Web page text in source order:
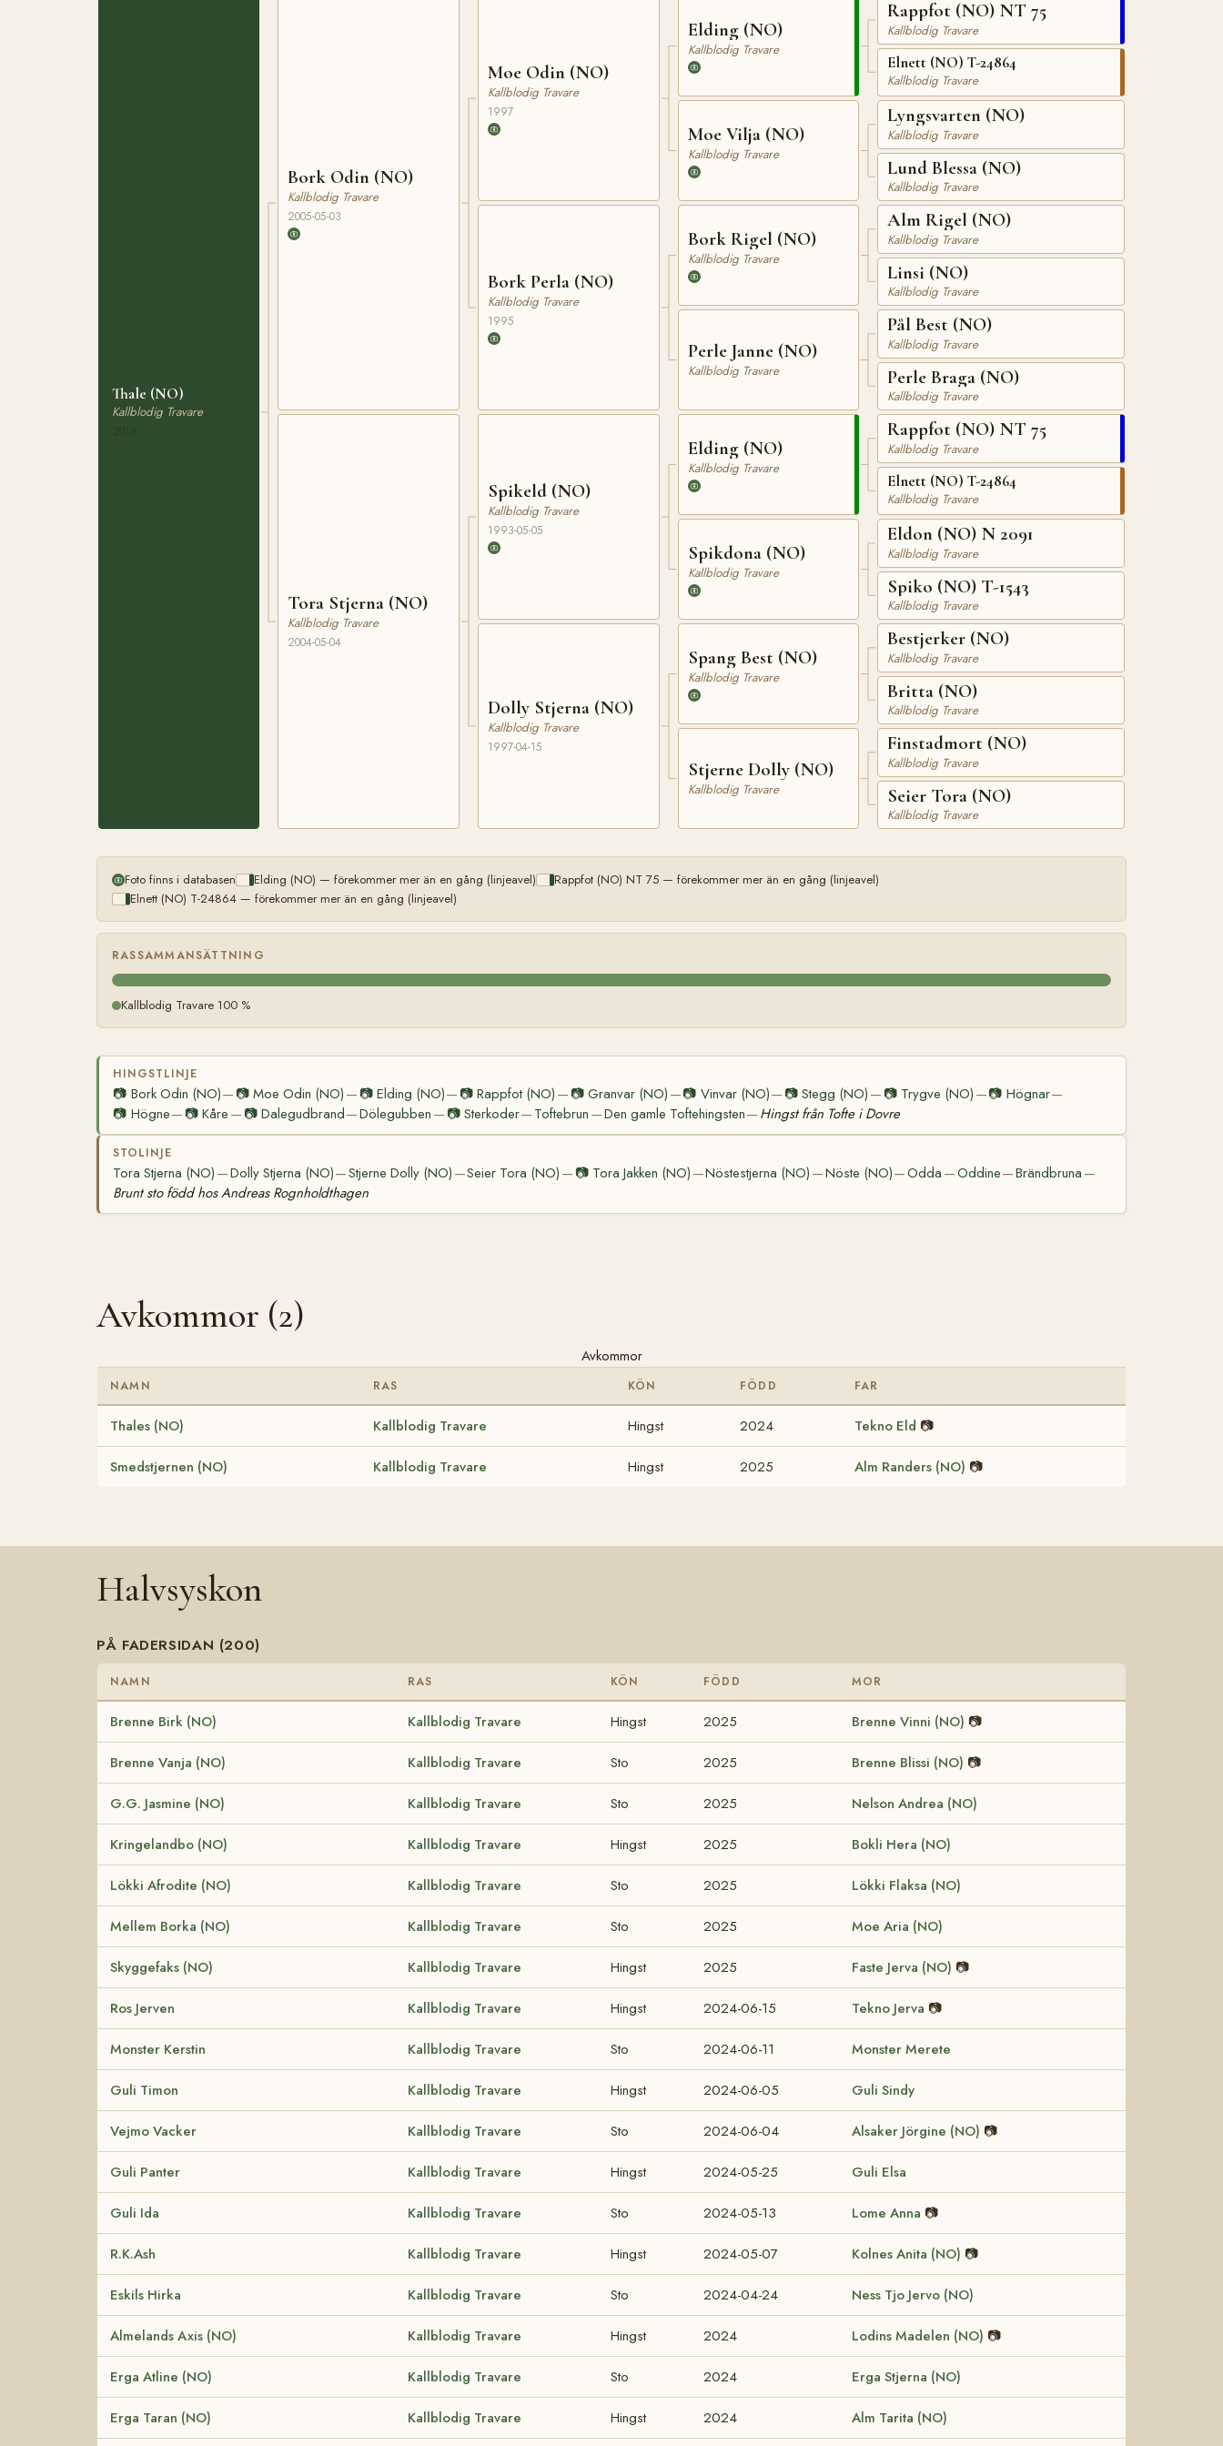
Thale (NO)
Kallblodig Travare
Bork Odin (NO)
Kallblodig Travare
2005-05-03
Tora Stjerna (NO)
Kallblodig Travare
2004-05-04
Moe Odin (NO)
Kallblodig Travare
1997
Bork Perla (NO)
Kallblodig Travare
1995
Spikeld (NO)
Kallblodig Travare
1993-05-05
Dolly Stjerna (NO)
Kallblodig Travare
1997-04-15
Elding (NO)
Kallblodig Travare
Moe Vilja (NO)
Kallblodig Travare
Bork Rigel (NO)
Kallblodig Travare
Perle Janne (NO)
Kallblodig Travare
Elding (NO)
Kallblodig Travare
Spikdona (NO)
Kallblodig Travare
Spang Best (NO)
Kallblodig Travare
Stjerne Dolly (NO)
Kallblodig Travare
Rappfot (NO) NT 75
Kallblodig Travare
Elnett (NO) T-24864
Kallblodig Travare
Lyngsvarten (NO)
Kallblodig Travare
Lund Blessa (NO)
Kallblodig Travare
Alm Rigel (NO)
Kallblodig Travare
Linsi (NO)
Kallblodig Travare
Pål Best (NO)
Kallblodig Travare
Perle Braga (NO)
Kallblodig Travare
Rappfot (NO) NT 75
Kallblodig Travare
Elnett (NO) T-24864
Kallblodig Travare
Eldon (NO) N 2091
Kallblodig Travare
Spiko (NO) T-1543
Kallblodig Travare
Bestjerker (NO)
Kallblodig Travare
Britta (NO)
Kallblodig Travare
Finstadmort (NO)
Kallblodig Travare
Seier Tora (NO)
Kallblodig Travare
Foto finns i databasen Elding (NO) — förekommer mer än en gång (linjeavel)
Rappfot (NO) NT 75 — förekommer mer än en gång (linjeavel)
Elnett (NO) T-24864 — förekommer mer än en gång (linjeavel)
RASSAMMANSÄTTNING
Kallblodig Travare 100 %
HINGSTLINJE
📷 Bork Odin (NO)— 📷Moe Odin (NO) — 📷 Elding (NO)— 📷 Rappfot (NO) — 📷Granvar (NO) —📷 Vinvar (NO)— 📷Stegg (NO) — 📷 Trygve (NO) —📷 Högnar—
📷 Högne— 📷Kåre — 📷 Dalegudbrand—Dölegubben — 📷 Sterkoder— Toftebrun —Den gamle Toftehingsten— Hingst från Tofte i Dovre
STOLINJE
Tora Stjerna (NO) —Dolly Stjerna (NO)—Stjerne Dolly (NO) —Seier Tora (NO) — 📷 Tora Jakken (NO) —Nöstestjerna (NO) —Nöste (NO)—Odda —Oddine—Brändbruna —
Brunt sto född hos Andreas Rognholdthagen
Avkommor (2)
Avkommor
NAMN RAS KÖN FÖDD FAR
Thales (NO) Kallblodig Travare Hingst 2024 Tekno Eld 📷
Smedstjernen (NO) Kallblodig Travare Hingst 2025 Alm Randers (NO) 📷
Halvsyskon
PÅ FADERSIDAN (200)
NAMN RAS KÖN FÖDD MOR
Brenne Birk (NO) Kallblodig Travare Hingst 2025 Brenne Vinni (NO) 📷
Brenne Vanja (NO) Kallblodig Travare Sto 2025 Brenne Blissi (NO) 📷
G.G. Jasmine (NO) Kallblodig Travare Sto 2025 Nelson Andrea (NO)
Kringelandbo (NO) Kallblodig Travare Hingst 2025 Bokli Hera (NO)
Lökki Afrodite (NO) Kallblodig Travare Sto 2025 Lökki Flaksa (NO)
Mellem Borka (NO) Kallblodig Travare Sto 2025 Moe Aria (NO)
Skyggefaks (NO) Kallblodig Travare Hingst 2025 Faste Jerva (NO) 📷
Ros Jerven Kallblodig Travare Hingst 2024-06-15 Tekno Jerva 📷
Monster Kerstin Kallblodig Travare Sto 2024-06-11 Monster Merete
Guli Timon Kallblodig Travare Hingst 2024-06-05 Guli Sindy
Vejmo Vacker Kallblodig Travare Sto 2024-06-04 Alsaker Jörgine (NO) 📷
Guli Panter Kallblodig Travare Hingst 2024-05-25 Guli Elsa
Guli Ida Kallblodig Travare Sto 2024-05-13 Lome Anna 📷
R.K.Ash Kallblodig Travare Hingst 2024-05-07 Kolnes Anita (NO) 📷
Eskils Hirka Kallblodig Travare Sto 2024-04-24 Ness Tjo Jervo (NO)
Almelands Axis (NO) Kallblodig Travare Hingst 2024 Lodins Madelen (NO) 📷
Erga Atline (NO) Kallblodig Travare Sto 2024 Erga Stjerna (NO)
Erga Taran (NO) Kallblodig Travare Hingst 2024 Alm Tarita (NO)